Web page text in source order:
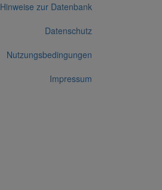
Hinweise zur Datenbank
Datenschutz
Nutzungsbedingungen
Impressum